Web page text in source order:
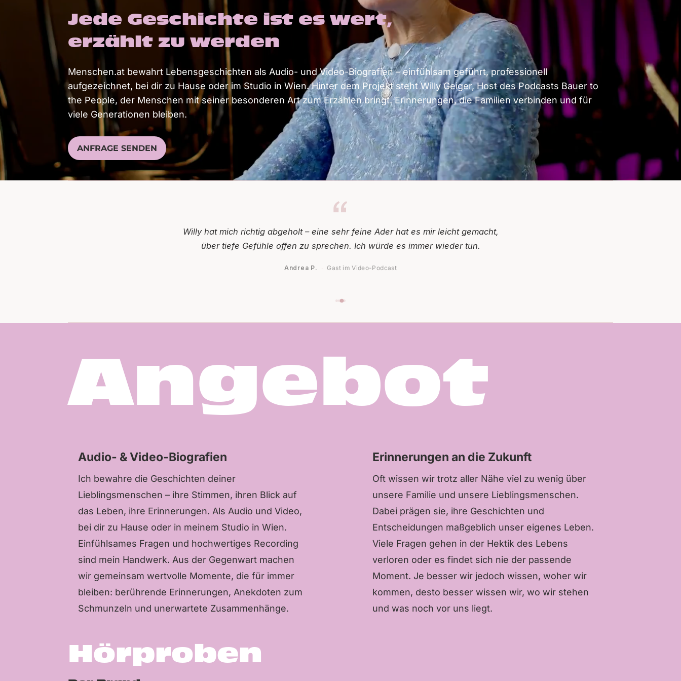
Jede Geschichte ist es wert,
erzählt zu werden
Menschen.at bewahrt Lebensgeschichten als Audio- und Video-Biografien – einfühlsam geführt, professionell
aufgezeichnet, bei dir zu Hause oder im Studio in Wien. Hinter dem Projekt steht Willy Geiger, Host des Podcasts Bauer to
the People, der Menschen mit seiner besonderen Art zum Erzählen bringt. Erinnerungen, die Familien verbinden und für
viele Generationen bleiben.
ANFRAGE SENDEN
Willy hat mich richtig abgeholt – eine sehr feine Ader hat es mir leicht gemacht,
über tiefe Gefühle offen zu sprechen. Ich würde es immer wieder tun.
Andrea P. · Gast im Video-Podcast
Angebot
Audio- & Video-Biografien
Ich bewahre die Geschichten deiner
Lieblingsmenschen – ihre Stimmen, ihren Blick auf
das Leben, ihre Erinnerungen. Als Audio und Video,
bei dir zu Hause oder in meinem Studio in Wien.
Einfühlsames Fragen und hochwertiges Recording
sind mein Handwerk. Aus der Gegenwart machen
wir gemeinsam wertvolle Momente, die für immer
bleiben: berührende Erinnerungen, Anekdoten zum
Schmunzeln und unerwartete Zusammenhänge.
Erinnerungen an die Zukunft
Oft wissen wir trotz aller Nähe viel zu wenig über
unsere Familie und unsere Lieblingsmenschen.
Dabei prägen sie, ihre Geschichten und
Entscheidungen maßgeblich unser eigenes Leben.
Viele Fragen gehen in der Hektik des Lebens
verloren oder es findet sich nie der passende
Moment. Je besser wir jedoch wissen, woher wir
kommen, desto besser wissen wir, wo wir stehen
und was noch vor uns liegt.
Hörproben